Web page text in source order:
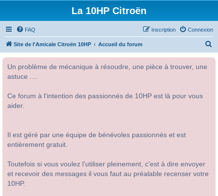
La 10HP Citroën
FAQ Connexion
Inscription
Site de l'Amicale Citroën 10HP Accueil du forum
Un problème de mécanique à résoudre, une pièce à trouver, une
astuce ....
Ce forum à l'intention des passionnés de 10HP est là pour vous
aider.
Il est géré par une équipe de bénévoles passionnés et est
entièrement gratuit.
Toutefois si vous voulez l'utiliser pleinement, c'est à dire envoyer
et recevoir des messages il vous faut au préalable recenser votre
10HP.